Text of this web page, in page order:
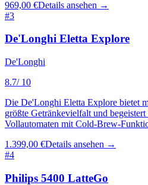
969,00 €Details ansehen →
#3
De'Longhi Eletta Explore
De'Longhi
8.7/ 10
Die De'Longhi Eletta Explore bietet
größte Getränkevielfalt und
Vollautomaten mit Cold-Brew-
1.399,00 €Details ansehen →
#4
Philips 5400 LatteGo